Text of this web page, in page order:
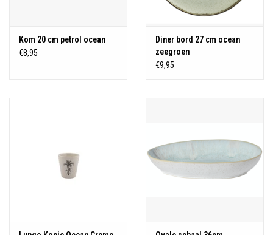
Kom 20 cm petrol ocean
€8,95
Diner bord 27 cm ocean
zeegroen
€9,95